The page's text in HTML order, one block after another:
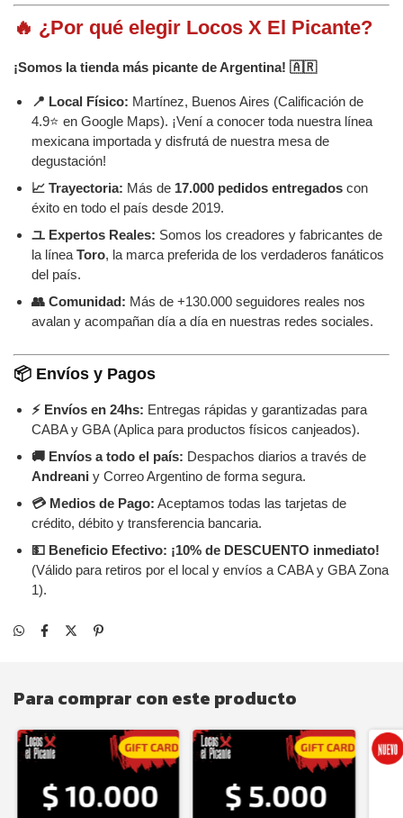
🔥 ¿Por qué elegir Locos X El Picante?
¡Somos la tienda más picante de Argentina! 🇦🇷
📍 Local Físico: Martínez, Buenos Aires (Calificación de
4.9⭐ en Google Maps). ¡Vení a conocer toda nuestra línea
mexicana importada y disfrutá de nuestra mesa de
degustación!
📈 Trayectoria: Más de 17.000 pedidos entregados con
éxito en todo el país desde 2019.
ユ Expertos Reales: Somos los creadores y fabricantes de
la línea Toro, la marca preferida de los verdaderos fanáticos
del país.
👥 Comunidad: Más de +130.000 seguidores reales nos
avalan y acompañan día a día en nuestras redes sociales.
📦 Envíos y Pagos
⚡ Envíos en 24hs: Entregas rápidas y garantizadas para
CABA y GBA (Aplica para productos físicos canjeados).
🚚 Envíos a todo el país: Despachos diarios a través de
Andreani y Correo Argentino de forma segura.
💳 Medios de Pago: Aceptamos todas las tarjetas de
crédito, débito y transferencia bancaria.
💵 Beneficio Efectivo: ¡10% de DESCUENTO inmediato!
(Válido para retiros por el local y envíos a CABA y GBA Zona
1).
Para comprar con este producto